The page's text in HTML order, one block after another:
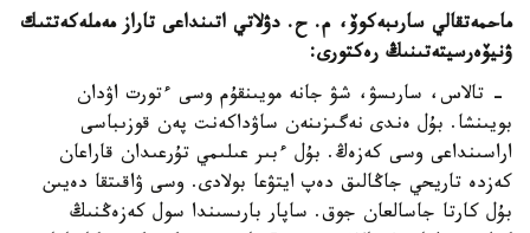
ماحمەتقالي سارىبەكوۆ، م. ح. دۋلاتي اتىنداعى تاراز مەملەكەتتىك
ۋنيۆەرسيتەتىنىڭ رەكتورى:
- تالاس، سارىسۋ، شۋ جانە مويىنقۇم وسى ءتورت اۋدان
بويىنشا. بۇل ەندى نەگىزىنەن ساۋداكەنت پەن قوزىباسى
اراسىنداعى وسى كەزەڭ. بۇل ءبىر عىلىمي تۇرعىدان قاراعان
كەزدە تاريحي جاڭالىق دەپ ايتۋعا بولادى. وسى ۋاقىتقا دەيىن
بۇل كارتا جاسالعان جوق. ساپار بارىسىندا سول كەزەڭنىڭ